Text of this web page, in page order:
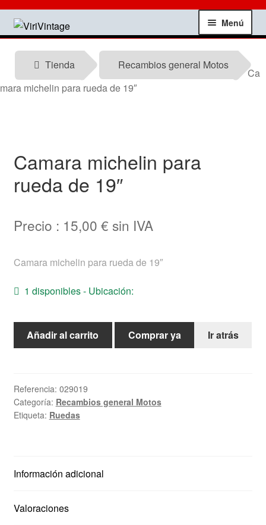
Ir
a
navegación
Ir
al
Menú
Tienda
Mi Cuenta
Noticias
Tienda Recambios general Motos
Ca
mara michelin para rueda de 19″
Camara michelin para
rueda de 19″
Precio : 15,00 € sin IVA
Camara michelin para rueda de 19″
1 disponibles - Ubicación:
Camara
de
19"
cantidad
Añadir al carrito Comprar ya Ir atrás
Referencia: 029019
Categoría: Recambios general Motos
Etiqueta: Ruedas
Información adicional
Valoraciones